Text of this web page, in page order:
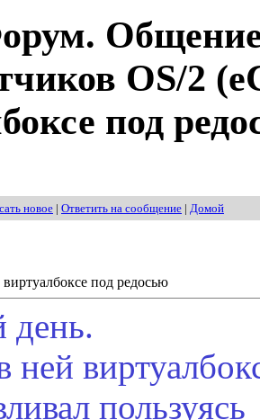
Общение
OS/2
под
новое | Ответить на сообщение | Домой
виртуалбоксе под редосью
день.
ней
пользуясь